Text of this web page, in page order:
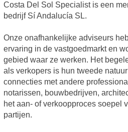
Costa Del Sol Specialist is een
bedrijf Sí Andalucía SL.
Onze onafhankelijke adviseurs
ervaring in de vastgoedmarkt en
gebied waar ze werken. Het
als verkopers is hun tweede
connecties met andere
notarissen, bouwbedrijven,
het aan- of verkoopproces soepel
partijen.